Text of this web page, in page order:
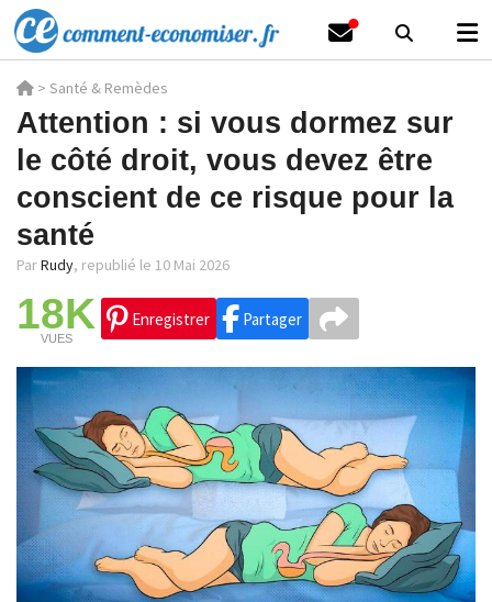
> Santé & Remèdes
Attention : si vous dormez sur
le côté droit, vous devez être
conscient de ce risque pour la
santé
ParRudy, republié le 10 Mai 2026
18K
VUES
Enregistrer Partager